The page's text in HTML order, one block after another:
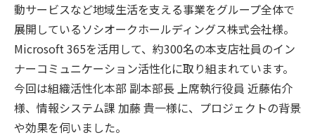
動サービスなど地域生活を支える事業をグループ全体で
展開しているソシオークホールディングス株式会社様。
Microsoft 365を活用して、約300名の本支店社員のイン
ナーコミュニケーション活性化に取り組まれています。
今回は組織活性化本部 副本部長 上席執行役員 近藤佑介
様、情報システム課 加藤 貴一様に、プロジェクトの背景
や効果を伺いました。